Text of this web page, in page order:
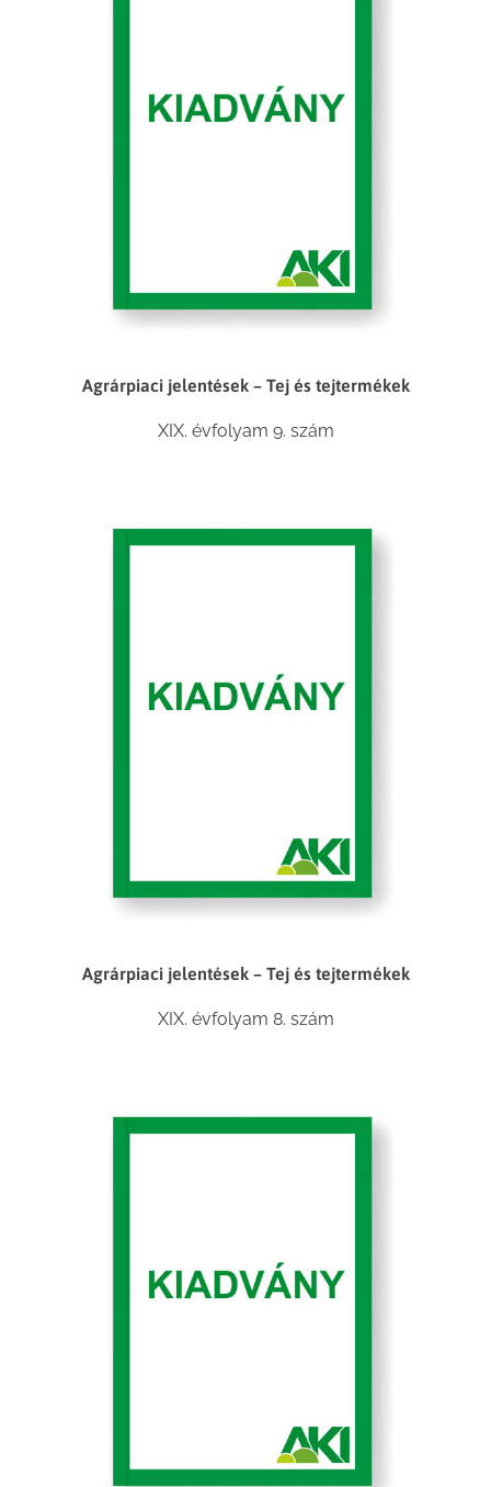
Agrárpiaci jelentések – Tej és tejtermékek
XIX. évfolyam 9. szám
Agrárpiaci jelentések – Tej és tejtermékek
XIX. évfolyam 8. szám